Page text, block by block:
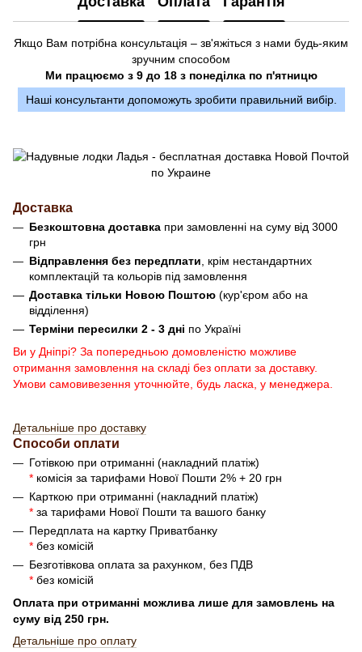
Якщо Вам потрібна консультація – зв'яжіться з нами будь-яким
зручним способом
Ми працюємо з 9 до 18 з понеділка по п'ятницю
Наші консультанти допоможуть зробити правильний вибір.
Доставка
Безкоштовна доставка при замовленні на суму від 3000
грн
Відправлення без передплати , крім нестандартних
комплектацій та кольорів під замовлення
Доставка тільки Новою Поштою (кур'єром або на
відділення)
Терміни пересилки 2 - 3 дні по Україні
Ви у Дніпрі? За попередньою домовленістю можливе
отримання замовлення на складі без оплати за доставку.
Умови самовивезення уточнюйте, будь ласка, у менеджера.
Детальніше про доставку
Способи оплати
Готівкою при отриманні (накладний платіж)
* комісія за тарифами Нової Пошти 2% + 20 грн
Карткою при отриманні (накладний платіж)
* за тарифами Нової Пошти та вашого банку
Передплата на картку Приватбанку
* без комісій
Безготівкова оплата за рахунком, без ПДВ
* без комісій
Оплата при отриманні можлива лише для замовлень на
суму від 250 грн.
Детальніше про оплату